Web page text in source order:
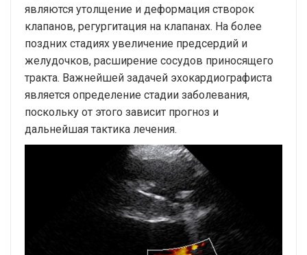
являются утолщение и деформация створок
клапанов, регургитация на клапанах. На более
поздних стадиях увеличение предсердий и
желудочков, расширение сосудов приносящего
тракта. Важнейшей задачей эхокардиографиста
является определение стадии заболевания,
поскольку от этого зависит прогноз и
дальнейшая тактика лечения.